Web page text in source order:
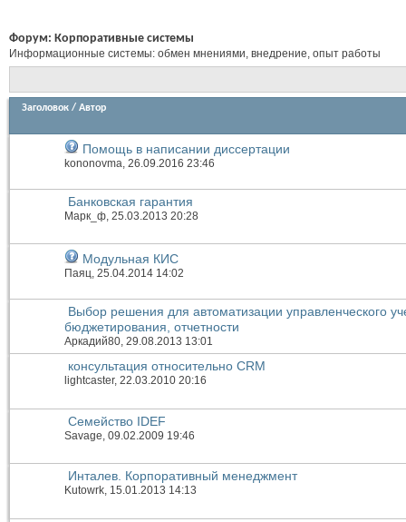
Форум: Корпоративные системы
Информационные системы: обмен мнениями, внедрение, опыт работы
Заголовок / Автор
Помощь в написании диссертации
kononovma, 26.09.2016 23:46
Банковская гарантия
Марк_ф, 25.03.2013 20:28
Модульная КИС
Паяц, 25.04.2014 14:02
Выбор решения для автоматизации управленческого
бюджетирования, отчетности
Аркадий80 , 29.08.2013 13:01
консультация относительно CRM
lightcaster, 22.03.2010 20:16
Семейство IDEF
Savage , 09.02.2009 19:46
Инталев. Корпоративный менеджмент
Kutowrk, 15.01.2013 14:13